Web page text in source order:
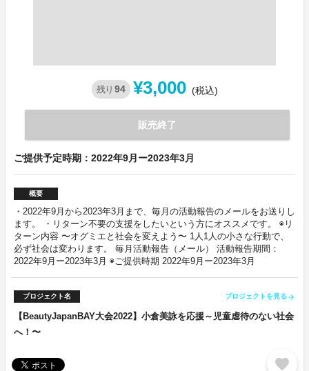
残り 94 ¥3,000 (税込)
販売終了
ご提供予定時期：2022年9月ー2023年3月
概要
・2022年9月から2023年3月まで、毎月の活動報告のメールをお送りし
ます。 ・リターン不要の支援をしたいという方にオススメです。 ◉リ
ターン内容 〜オグミエと社会を変えよう〜 1人1人の小さな行動で、
必ず社会は変わります。 毎月活動報告（メール） 活動報告期間：
2022年9月ー2023年3月 ◉ご提供時期 2022年9月ー2023年3月
プロジェクト名 プロジェクトを見る arrow_forward
【BeautyJapanBAY大会2022】小倉美詠を応援～児童虐待のない社会
へ！〜
favorite